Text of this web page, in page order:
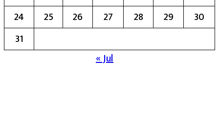
24
25 26 27 28 29
30
31
« Jul